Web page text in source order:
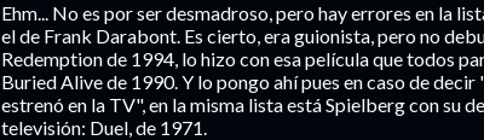
Ehm... No es por ser desmadroso, pero hay errores en la
el de Frank Darabont. Es cierto, era guionista, pero no
Redemption de 1994, lo hizo con esa película que todos
Buried Alive de 1990. Y lo pongo ahí pues en caso de decir
estrenó en la TV", en la misma lista está Spielberg con su
televisión: Duel, de 1971.